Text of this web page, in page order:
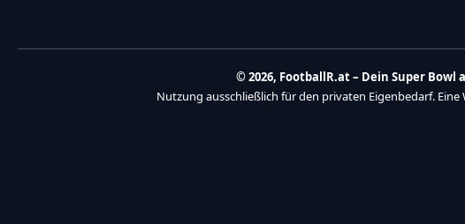
© 2026, FootballR.at – Dein Super
Nutzung ausschließlich für den privaten Eigenbedarf.